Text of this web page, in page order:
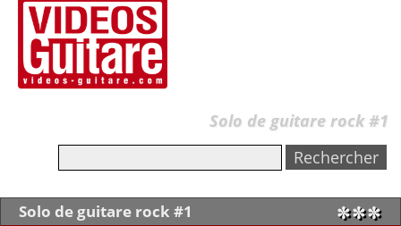
Solo de guitare rock #1
Solo de guitare rock #1 ✼✼✼